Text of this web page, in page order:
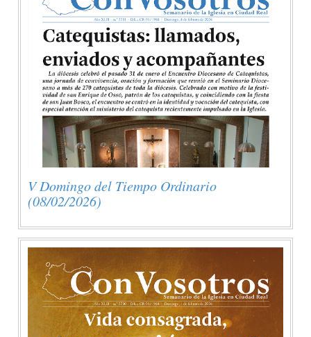
V Domingo del Tiempo Ordinario
(08/02/2026)